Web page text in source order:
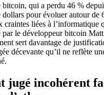
bitcoin, qui a perdu 46 %
dollars pour évoluer autour de
craintes liées à l’informatique
par le développeur bitcoin
sert davantage de
décevante qu’il ne reflète
jugé incohérent